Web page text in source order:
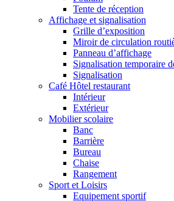
Tente de réception
Affichage et signalisation
Grille d’exposition
Miroir de circulation
Panneau d’affichage
Signalisation temporaire
Signalisation
Café Hôtel restaurant
Intérieur
Extérieur
Mobilier scolaire
Banc
Barrière
Bureau
Chaise
Rangement
Sport et Loisirs
Equipement sportif